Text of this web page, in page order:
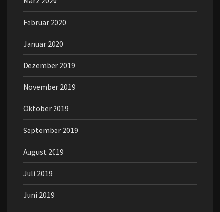
Februar 2020
Januar 2020
Dezember 2019
November 2019
Oktober 2019
September 2019
August 2019
Juli 2019
Juni 2019